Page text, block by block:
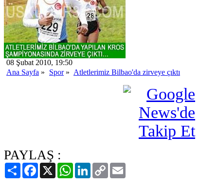
08 Şubat 2010, 19:50
Ana Sayfa » Spor» Atletlerimiz Bilbao'da zirveye çıktı
PAYLAŞ :
PaylaşFacebook
X WhatsAppLinkedIn
Copy
Link